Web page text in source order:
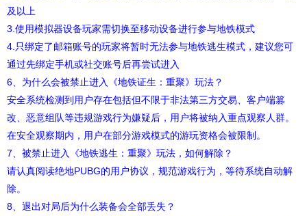
及以上
3.使用模拟器设备玩家需切换至移动设备进行参与地铁模式
4.只绑定了邮箱账号的玩家将暂时无法参与地铁逃生模式，建议您可
通过先绑定手机或社交账号后再尝试进入
6、为什么会被禁止进入《地铁证生：重聚》玩法？
安全系统检测到用户存在包括但不限于非法第三方交易、客户端篡
改、恶意组队等违规游戏行为嫌疑后，用户将被纳入重点观察人群。
在安全观察期内，用户在部分游戏模式的游玩资格会被限制。
7、被禁止进入《地铁逃生：重聚》玩法，如何解除？
请认真阅读绝地PUBG的用户协议，规范游戏行为，等待系统自动解
除。
8、退出对局后为什么装备会全部丢失？